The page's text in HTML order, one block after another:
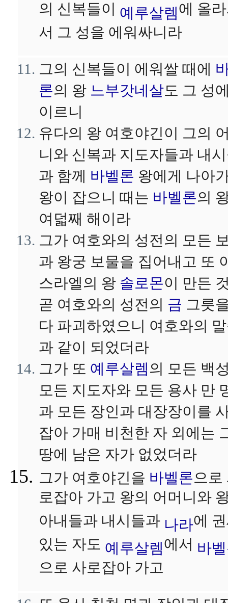
의 신복들이 예루살렘에 올
서 그 성을 에워싸니라
그의 신복들이 에워쌀 때에
론의 왕 느부갓네살도 그 성
이르니
유다의 왕 여호야긴이 그의
니와 신복과 지도자들과 내
과 함께 바벨론 왕에게 나아
왕이 잡으니 때는 바벨론의
여덟째 해이라
그가 여호와의 성전의 모든
과 왕궁 보물을 집어내고 또
스라엘의 왕 솔로몬이 만든
곧 여호와의 성전의 금 그릇
다 파괴하였으니 여호와의
과 같이 되었더라
그가 또 예루살렘의 모든 백
모든 지도자와 모든 용사 만
과 모든 장인과 대장장이를
잡아 가매 비천한 자 외에는
땅에 남은 자가 없었더라
그가 여호야긴을 바벨론으로
로잡아 가고 왕의 어머니와
아내들과 내시들과 나라에
있는 자도 예루살렘에서 바
으로 사로잡아 가고